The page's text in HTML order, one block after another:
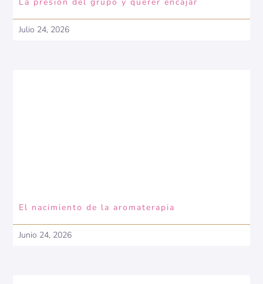
La presión del grupo y querer encajar
Julio 24, 2026
El nacimiento de la aromaterapia
Junio 24, 2026